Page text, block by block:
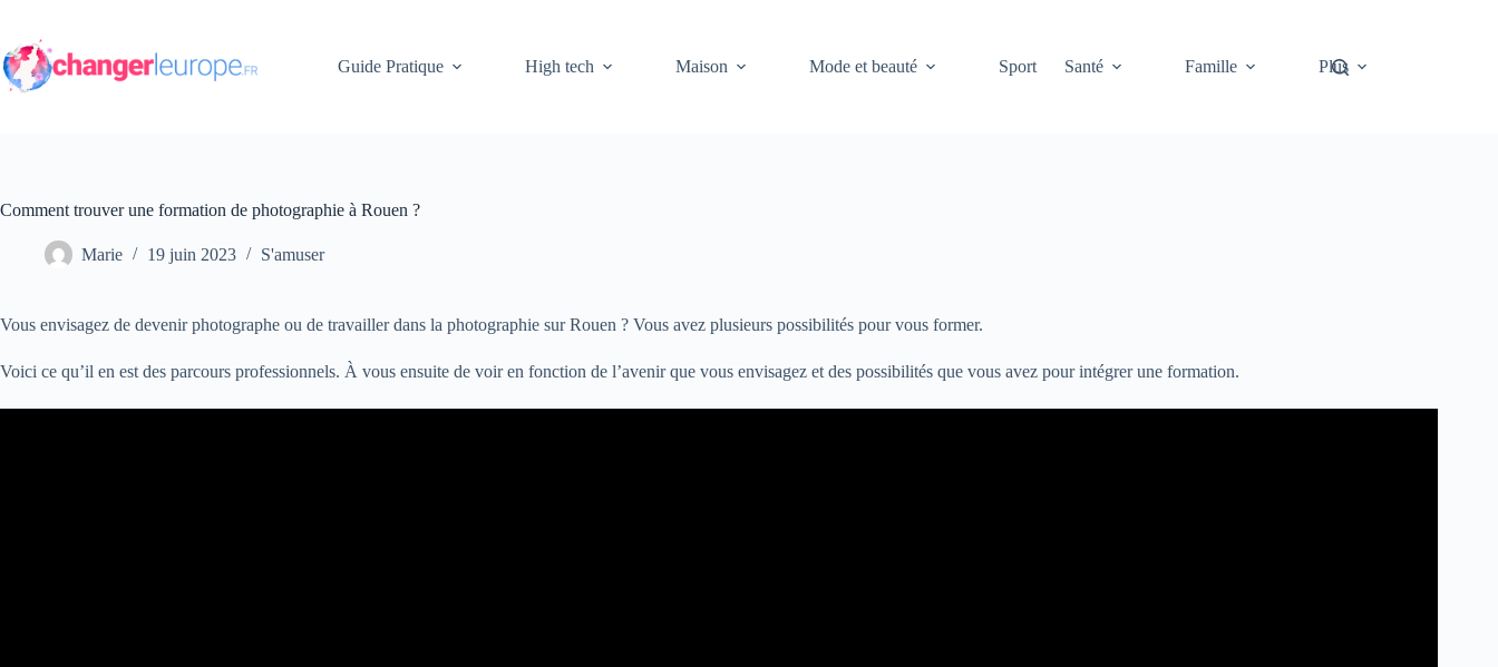
contenu
Guide Pratique
High tech Maison Mode et beauté Sport Santé Famille Plus
Comment trouver une formation de photographie à Rouen ?
Marie 19 juin 2023 S'amuser
Vous envisagez de devenir photographe ou de travailler dans la photographie sur Rouen ? Vous avez plusieurs possibilités pour vous former.
Voici ce qu’il en est des parcours professionnels. À vous ensuite de voir en fonction de l’avenir que vous envisagez et des possibilités que vous avez pour intégrer une formation.